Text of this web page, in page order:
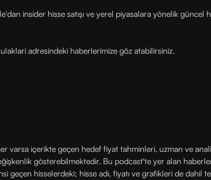
insider hisse satışı ve yerel piyasalara yönelik güncel
adresindeki haberlerimize göz atabilirsiniz.
varsa içerikte geçen hedef fiyat tahminleri, uzman ve
gösterebilmektedir. Bu podcast'te yer alan
geçen hisselerdeki; hisse adı, fiyatı ve grafikleri de dahil